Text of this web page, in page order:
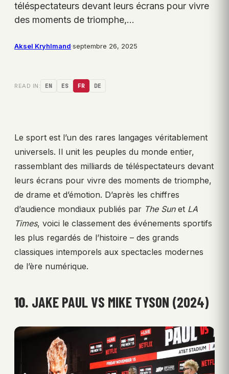
téléspectateurs devant leurs écrans pour vivre
des moments de triomphe,…
Aksel Kryhlmand·septembre 26, 2025
READ IN: EN ES FR DE
Le sport est l’un des rares langages véritablement
universels. Il unit les peuples du monde entier,
rassemblant des milliards de téléspectateurs devant
leurs écrans pour vivre des moments de triomphe,
de drame et d’émotion. D’après les chiffres
d’audience mondiaux publiés par The Sunet LA
Times, voici le classement des événements sportifs
les plus regardés de l’histoire – des grands
classiques intemporels aux spectacles modernes
de l’ère numérique.
10. JAKE PAUL VS MIKE TYSON (2024)